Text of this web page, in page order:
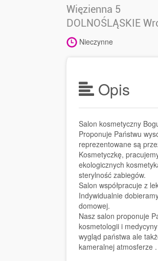
Więzienna 5
DOLNOŚLĄSKIE
Nieczynne
Opis
Salon kosmetyczny
Proponuje Państwu
reprezentowane są
Kosmetyczkę,
ekologicznych
sterylność zabiegów.
Salon współpracuje z
Indywidualnie
domowej.
Nasz salon proponuje
kosmetologii i
wygląd państwa ale
kameralnej atmosferze .